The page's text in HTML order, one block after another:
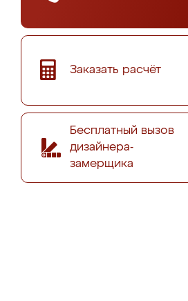
Заказать расчёт
Бесплатный вызов
дизайнера-
замерщика